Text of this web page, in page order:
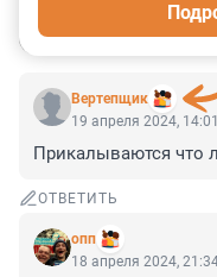
Вертепщик
19 апреля 2024, 14:01
Прикалываются что
ОТВЕТИТЬ
опп
18 апреля 2024,